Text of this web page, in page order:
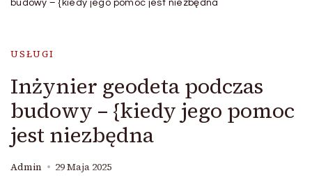
budowy – {kiedy jego pomoc jest niezbędna
USŁUGI
Inżynier geodeta podczas
budowy – {kiedy jego pomoc
jest niezbędna
Admin 29 Maja 2025